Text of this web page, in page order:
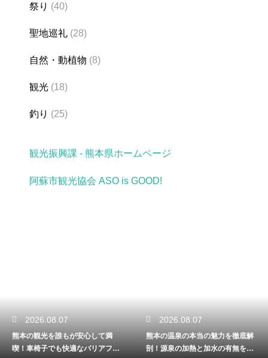
祭り (40)
聖地巡礼 (28)
自然・動植物 (8)
観光 (18)
釣り (25)
観光振興課 - 熊本県ホームページ
阿蘇市観光協会 ASO is GOOD!
2026.08.07
熊本の観光を誰もが安心して満
喫！車椅子でも快適なバリアフリ
2026.08.07
熊本の温泉の本当の魅力を徹底解
剖！源泉の加熱と加水の有無を詳